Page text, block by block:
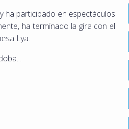
ha participado en espectáculos
ha terminado la gira con el
Lya.
.